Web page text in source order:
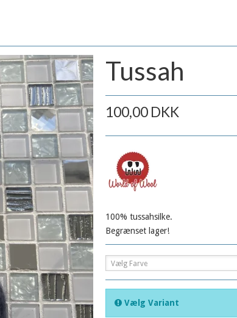
Tussah
100,00 DKK
100% tussahsilke.
Begrænset lager!
Vælg Farve
Vælg Variant